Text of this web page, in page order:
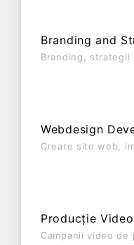
Branding and
Branding, strategii
Webdesign
Creare site web,
Producție Video
Campanii video de